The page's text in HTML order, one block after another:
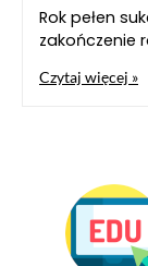
Rok pełen
zakończenie
Czytaj więcej »